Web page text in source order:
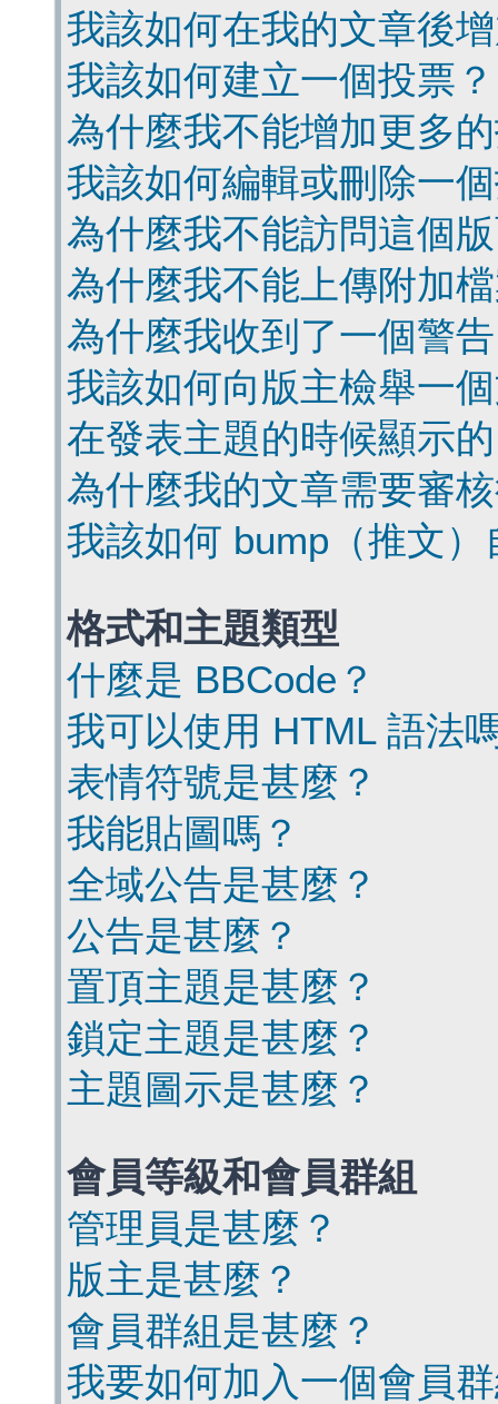
我該如何在我的文章後
我該如何建立一個投票？
為什麼我不能增加更多
我該如何編輯或刪除一
為什麼我不能訪問這個
為什麼我不能上傳附加
為什麼我收到了一個警
我該如何向版主檢舉一
在發表主題的時候顯示
為什麼我的文章需要審
我該如何 bump（推文
格式和主題類型
什麼是 BBCode？
我可以使用 HTML 語法
表情符號是甚麼？
我能貼圖嗎？
全域公告是甚麼？
公告是甚麼？
置頂主題是甚麼？
鎖定主題是甚麼？
主題圖示是甚麼？
會員等級和會員群組
管理員是甚麼？
版主是甚麼？
會員群組是甚麼？
我要如何加入一個會員